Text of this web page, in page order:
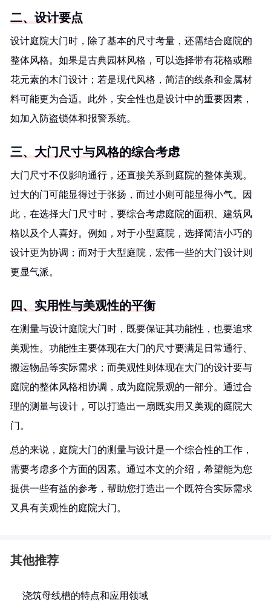
二、设计要点
设计庭院大门时，除了基本的尺寸考量，还需结合庭院的
整体风格。如果是古典园林风格，可以选择带有花格或雕
花元素的木门设计；若是现代风格，简洁的线条和金属材
料可能更为合适。此外，安全性也是设计中的重要因素，
如加入防盗锁体和报警系统。
三、大门尺寸与风格的综合考虑
大门尺寸不仅影响通行，还直接关系到庭院的整体美观。
过大的门可能显得过于张扬，而过小则可能显得小气。因
此，在选择大门尺寸时，要综合考虑庭院的面积、建筑风
格以及个人喜好。例如，对于小型庭院，选择简洁小巧的
设计更为协调；而对于大型庭院，宏伟一些的大门设计则
更显气派。
四、实用性与美观性的平衡
在测量与设计庭院大门时，既要保证其功能性，也要追求
美观性。功能性主要体现在大门的尺寸要满足日常通行、
搬运物品等实际需求；而美观性则体现在大门的设计要与
庭院的整体风格相协调，成为庭院景观的一部分。通过合
理的测量与设计，可以打造出一扇既实用又美观的庭院大
门。
总的来说，庭院大门的测量与设计是一个综合性的工作，
需要考虑多个方面的因素。通过本文的介绍，希望能为您
提供一些有益的参考，帮助您打造出一个既符合实际需求
又具有美观性的庭院大门。
其他推荐
浇筑母线槽的特点和应用领域